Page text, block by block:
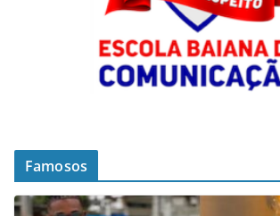
Famosos